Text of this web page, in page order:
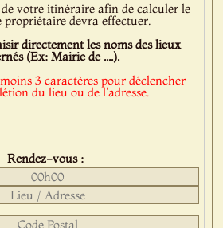
votre itinéraire afin de calculer le
propriétaire devra effectuer.
directement les noms des lieux
(Ex: Mairie de ....).
3 caractères pour déclencher
du lieu ou de l'adresse.
Rendez-vous :